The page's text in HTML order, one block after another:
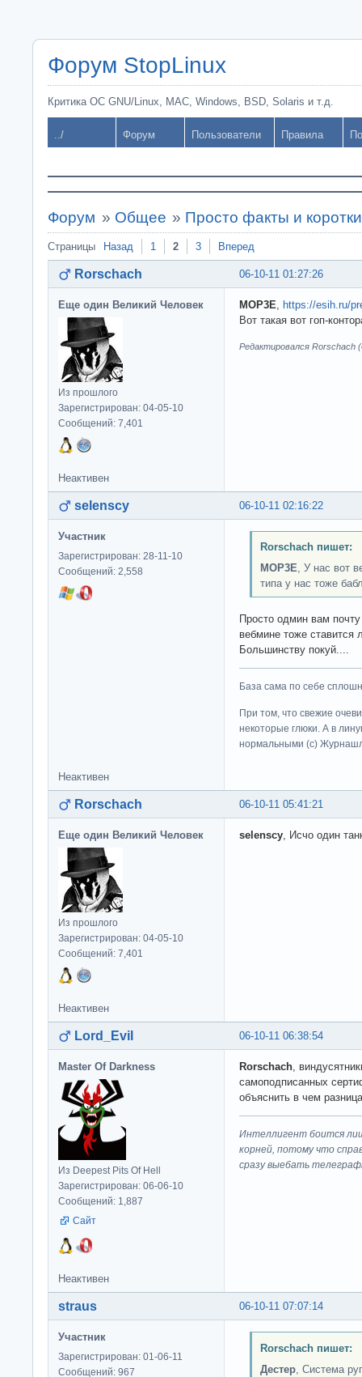
Форум StopLinux
Критика ОС GNU/Linux, MAC, Windows, BSD, Solaris и т.д.
../ Форум Пользователи Правила
Форум » Общее » Просто факты и
Страницы Назад 1 2 3 Вперед
06-10-11 01:27:26
Rorschach
Еще один Великий Человек
Из прошлого
Зарегистрирован: 04-05-10
Сообщений: 7,401
MOP3E
https://esih.ru/
Вот такая вот гоп-
Редактировался Rorschach
Неактивен
06-10-11 02:16:22
selenscy
Участник
Зарегистрирован: 28-11-10
Сообщений: 2,558
Rorschach пишет:
MOP3E, У нас вот
типа у нас тоже
Просто одмин вам
вебмине тоже
Большинству покуй....
База сама по себе
При том, что свежие
некоторые глюки. А в
нормальными (c)
Неактивен
06-10-11 05:41:21
Rorschach
Еще один Великий Человек
Из прошлого
Зарегистрирован: 04-05-10
Сообщений: 7,401
selenscy, Исчо один
Неактивен
06-10-11 06:38:54
Lord_Evil
Master Of Darkness
Из Deepest Pits Of Hell
Зарегистрирован: 06-06-10
Сообщений: 1,887
Сайт
Rorschach,
самоподписанных
объяснить в чем
Интеллигент боится
корней, потому что
сразу выeбaть
Неактивен
06-10-11 07:07:14
straus
Участник
Зарегистрирован: 01-06-11
Сообщений: 967
Rorschach пишет:
Дестер, Система